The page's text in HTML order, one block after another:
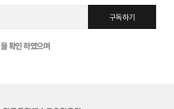
구독하기
을 확인 하였으며